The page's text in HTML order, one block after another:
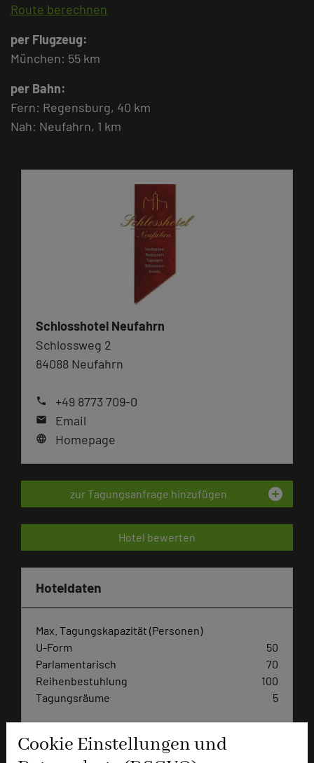
Cookie Einstellungen und
Route berechnen
per Flugzeug:
München: 55 km
per Bahn:
Fern: Regensburg, 40 km
Nah: Neufahrn, 1 km
Schlosshotel Neufahrn
Schlossweg 2
84088 Neufahrn
phone +49 8773 709-0
mail Email
language Homepage
zur Tagungsanfrage hinzufügen add_circle
Hotel bewerten
Hoteldaten
Max. Tagungskapazität (Personen)
U-Form
50
Parlamentarisch
70
Reihenbestuhlung
100
Tagungsräume
5
Ausstellungsfläche 420 qm
Zimmer